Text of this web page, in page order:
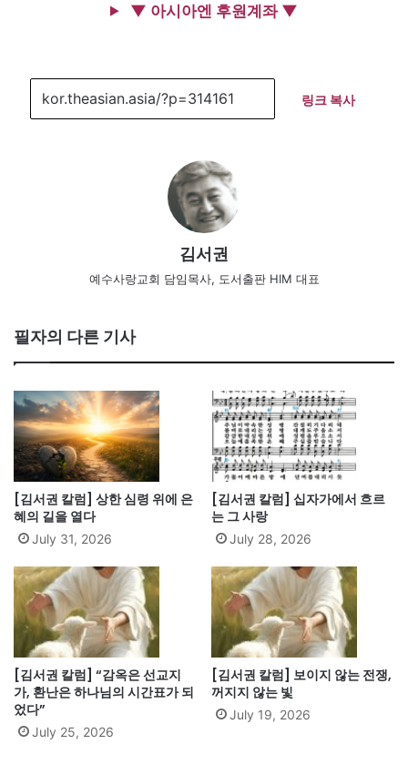
▼ 아시아엔 후원계좌 ▼
링크 복사
김서권
예수사랑교회 담임목사, 도서출판 HIM 대표
필자의 다른 기사
[김서권 칼럼] 상한 심령 위에 은
혜의 길을 열다
July 31, 2026
[김서권 칼럼] 십자가에서 흐르
는 그 사랑
July 28, 2026
[김서권 칼럼] “감옥은 선교지
가, 환난은 하나님의 시간표가 되
었다”
July 25, 2026
[김서권 칼럼] 보이지 않는 전쟁,
꺼지지 않는 빛
July 19, 2026